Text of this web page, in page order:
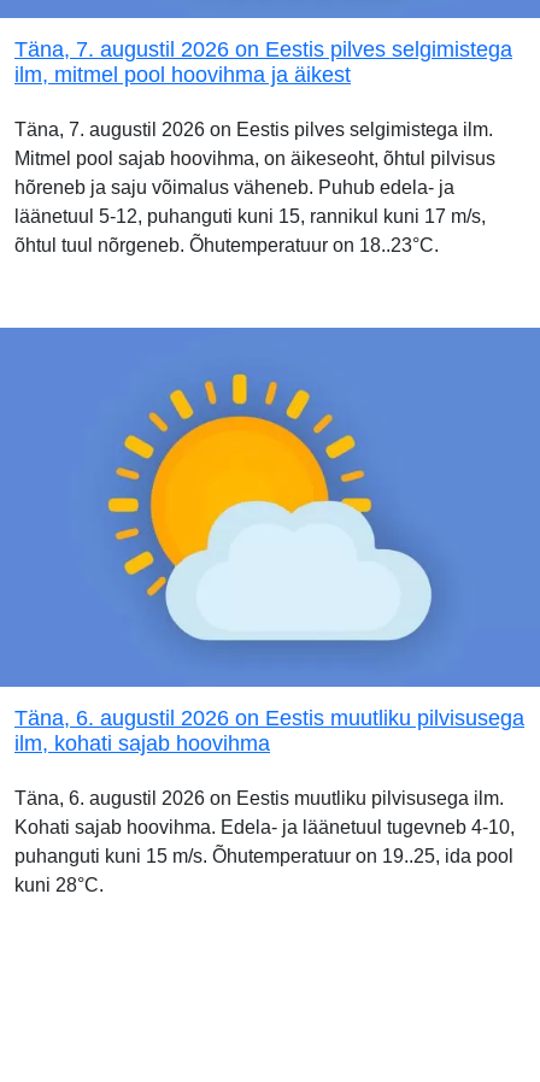
Täna, 7. augustil 2026 on Eestis pilves selgimistega
ilm, mitmel pool hoovihma ja äikest
Täna, 7. augustil 2026 on Eestis pilves selgimistega ilm.
Mitmel pool sajab hoovihma, on äikeseoht, õhtul pilvisus
hõreneb ja saju võimalus väheneb. Puhub edela- ja
läänetuul 5-12, puhanguti kuni 15, rannikul kuni 17 m/s,
õhtul tuul nõrgeneb. Õhutemperatuur on 18..23°C.
Täna, 6. augustil 2026 on Eestis muutliku pilvisusega
ilm, kohati sajab hoovihma
Täna, 6. augustil 2026 on Eestis muutliku pilvisusega ilm.
Kohati sajab hoovihma. Edela- ja läänetuul tugevneb 4-10,
puhanguti kuni 15 m/s. Õhutemperatuur on 19..25, ida pool
kuni 28°C.